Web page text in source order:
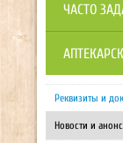
ЧАСТО
Реквизиты и
Новости и